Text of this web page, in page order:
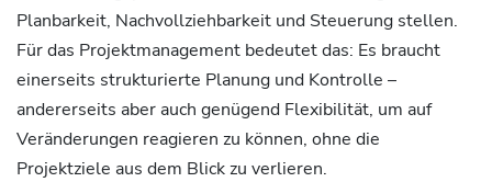
Planbarkeit, Nachvollziehbarkeit und Steuerung stellen.
Für das Projektmanagement bedeutet das: Es braucht
einerseits strukturierte Planung und Kontrolle –
andererseits aber auch genügend Flexibilität, um auf
Veränderungen reagieren zu können, ohne die
Projektziele aus dem Blick zu verlieren.